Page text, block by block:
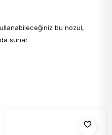
bu nozul,
sunar.